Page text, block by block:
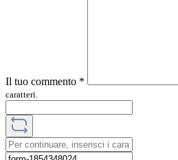
Il tuo commento *
caratteri.